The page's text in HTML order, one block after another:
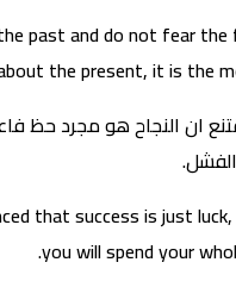
past and do not fear
the present, it is the
ان النجاح هو مجرد حظ
that success is just
you will spend your